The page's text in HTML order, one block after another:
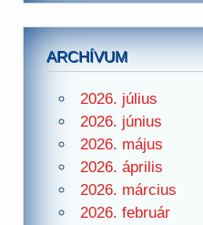
ARCHÍVUM
2026. július
2026. június
2026. május
2026. április
2026. március
2026. február